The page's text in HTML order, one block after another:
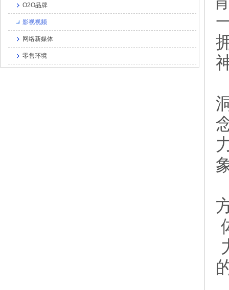
O2O品牌
影视视频
网络新媒体
零售环境